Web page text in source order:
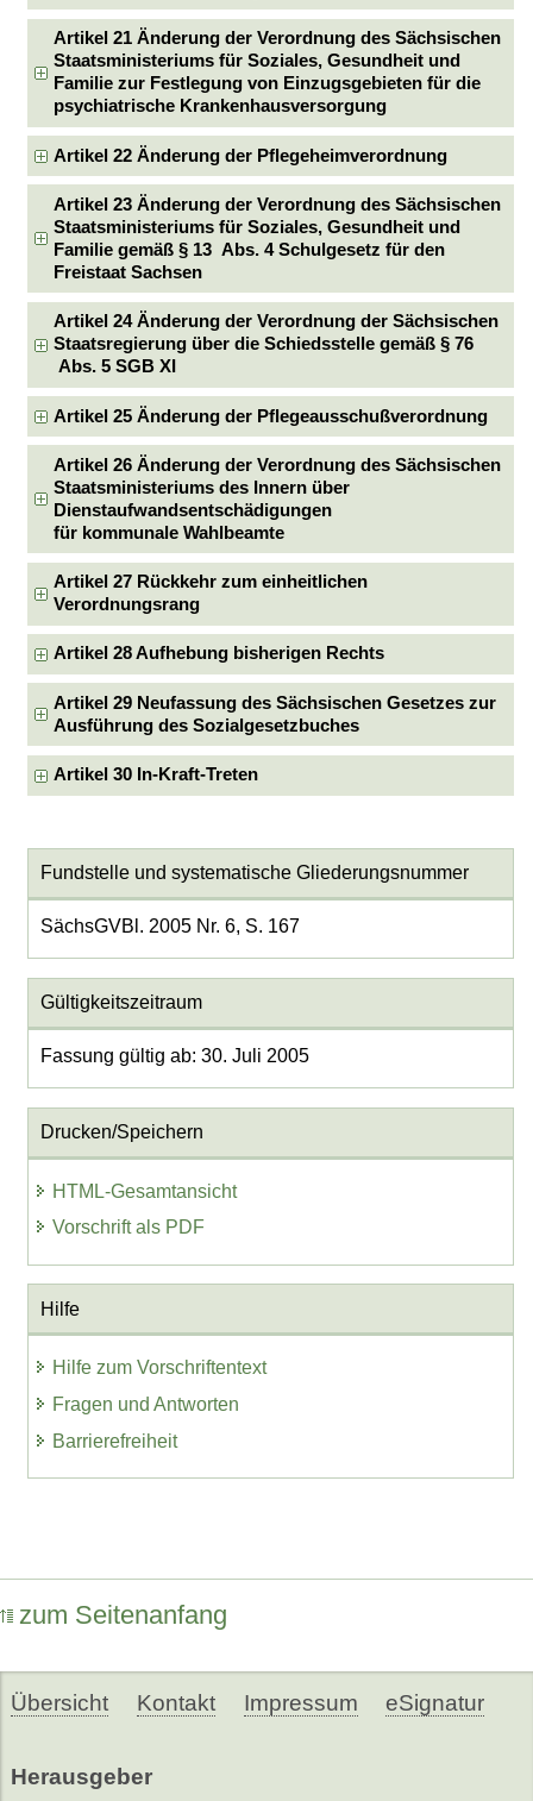
Artikel 21 Änderung der Verordnung des Sächsischen
Staatsministeriums für Soziales, Gesundheit und
Familie zur Festlegung von Einzugsgebieten für die
psychiatrische Krankenhausversorgung
Artikel 22 Änderung der Pflegeheimverordnung
Artikel 23 Änderung der Verordnung des Sächsischen
Staatsministeriums für Soziales, Gesundheit und
Familie gemäß § 13 Abs. 4 Schulgesetz für den
Freistaat Sachsen
Artikel 24 Änderung der Verordnung der Sächsischen
Staatsregierung über die Schiedsstelle gemäß § 76
Abs. 5 SGB XI
Artikel 25 Änderung der Pflegeausschußverordnung
Artikel 26 Änderung der Verordnung des Sächsischen
Staatsministeriums des Innern über
Dienstaufwandsentschädigungen
für kommunale Wahlbeamte
Artikel 27 Rückkehr zum einheitlichen
Verordnungsrang
Artikel 28 Aufhebung bisherigen Rechts
Artikel 29 Neufassung des Sächsischen Gesetzes zur
Ausführung des Sozialgesetzbuches
Artikel 30 In-Kraft-Treten
Fundstelle und systematische Gliederungsnummer
SächsGVBl. 2005 Nr. 6, S. 167
Gültigkeitszeitraum
Fassung gültig ab: 30. Juli 2005
Drucken/Speichern
HTML-Gesamtansicht
Vorschrift als PDF
Hilfe
Hilfe zum Vorschriftentext
Fragen und Antworten
Barrierefreiheit
zum Seitenanfang
Übersicht Kontakt Impressum eSignatur
Herausgeber